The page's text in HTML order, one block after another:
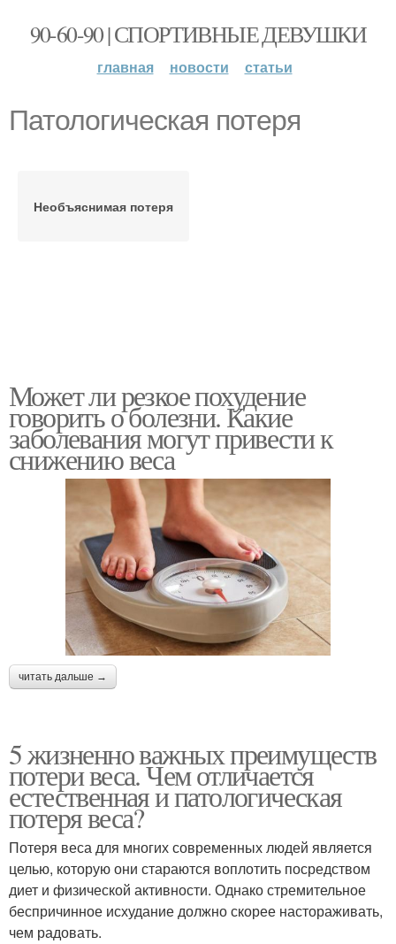
90-60-90 | СПОРТИВНЫЕ ДЕВУШКИ
главная новости статьи
Патологическая потеря
Необъяснимая потеря
Может ли резкое похудение
говорить о болезни. Какие
заболевания могут привести к
снижению веса
читать дальше →
5 жизненно важных преимуществ
потери веса. Чем отличается
естественная и патологическая
потеря веса?
Потеря веса для многих современных людей является
целью, которую они стараются воплотить посредством
диет и физической активности. Однако стремительное
беспричинное исхудание должно скорее настораживать,
чем радовать.